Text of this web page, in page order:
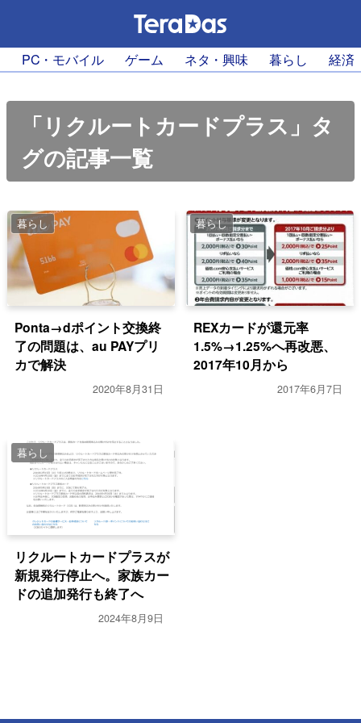
PC・モバイル ゲーム ネタ・興味 暮らし 経済
「リクルートカードプラス」タ
グの記事一覧
暮らし
Ponta→dポイント交換終
了の問題は、au PAYプリ
カで解決
2020年8月31日
暮らし
REXカードが還元率
1.5%→1.25%へ再改悪、
2017年10月から
2017年6月7日
暮らし
リクルートカードプラスが
新規発行停止へ。家族カー
ドの追加発行も終了へ
2024年8月9日